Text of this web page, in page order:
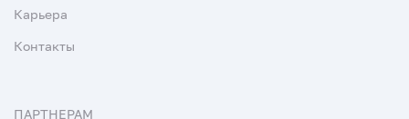
Карьера
Контакты
ПАРТНЕРАМ